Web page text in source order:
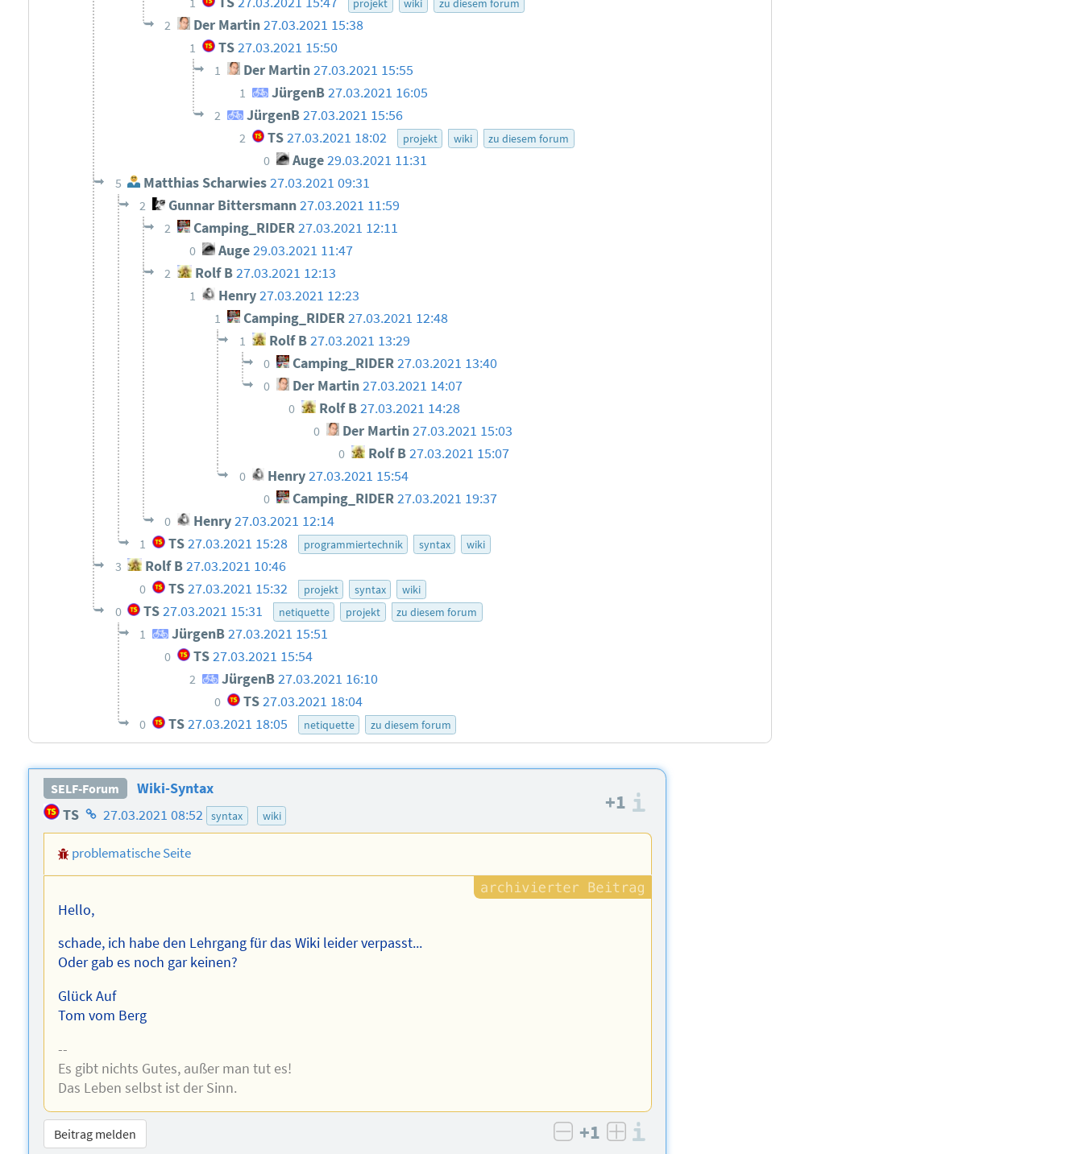
projekt wiki zu diesem forum
2 Der Martin27.03.2021 15:38
1 TS27.03.2021 15:50
1 Der Martin 27.03.2021 15:55
1 JürgenB 27.03.2021 16:05
2 JürgenB27.03.2021 15:56
2 TS27.03.2021 18:02 projekt wiki zu diesem forum
0 Auge29.03.2021 11:31
5 Matthias Scharwies27.03.2021 09:31
2 Gunnar Bittersmann27.03.2021 11:59
2 Camping_RIDER27.03.2021 12:11
0 Auge29.03.2021 11:47
2 Rolf B27.03.2021 12:13
1 Henry27.03.2021 12:23
1 Camping_RIDER 27.03.2021 12:48
1 Rolf B27.03.2021 13:29
0 Camping_RIDER27.03.2021 13:40
0 Der Martin27.03.2021 14:07
0 Rolf B27.03.2021 14:28
0 Der Martin27.03.2021 15:03
0 Rolf B27.03.2021 15:07
0 Henry27.03.2021 15:54
0 Camping_RIDER27.03.2021 19:37
0 Henry27.03.2021 12:14
1 TS27.03.2021 15:28 programmiertechnik syntax wiki
3 Rolf B27.03.2021 10:46
0 TS27.03.2021 15:32 projekt syntax wiki
0 TS27.03.2021 15:31 netiquette projekt zu diesem forum
1 JürgenB27.03.2021 15:51
0 TS27.03.2021 15:54
2 JürgenB27.03.2021 16:10
0 TS 27.03.2021 18:04
0 TS27.03.2021 18:05 netiquette zu diesem forum
SELF-Forum
Wiki-Syntax
TS Homepage
des
Autors
27.03.2021 08:52 syntax wiki
+1
problematische Seite
Hello,
schade, ich habe den Lehrgang für das Wiki leider verpasst...
Oder gab es noch gar keinen?
Glück Auf
Tom vom Berg
--
Es gibt nichts Gutes, außer man tut es!
Das Leben selbst ist der Sinn.
Beitrag melden negativ bewerten
+1 positiv bewerten